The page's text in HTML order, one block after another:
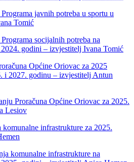
javnih potreba u sportu u
Tomić
socijalnih potreba na
godini – izvjestitelj Ivana Tomić
Općine Oriovac za 2025
i 2027. godinu – izvjestitelj Antun
Proračuna Općine Oriovac za 2025.
Lesiov
komunalne infrastrukture za 2025.
komunalne infrastrukture na